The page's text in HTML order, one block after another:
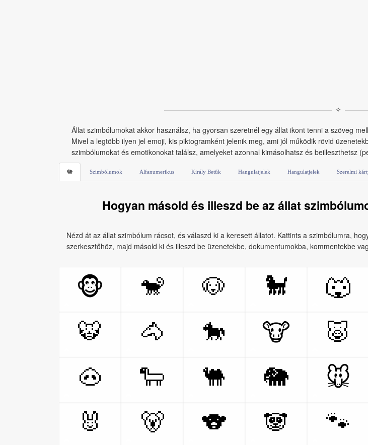
✧
Állat szimbólumokat akkor használsz, ha gyorsan szeretnél egy állat ikont tenni a szöveg
Mivel a legtöbb ilyen jel emoji, kis piktogramként jelenik meg, ami jól működik rövid
szimbólumokat és emotikonokat találsz, amelyeket azonnal kimásolhatsz és beilleszthetsz
🐘 Szimbólumok Alfanumerikus Király Betűk Hangulatjelek Hangulatjelek Szerelmi
Hogyan másold és illeszd be az állat
Nézd át az állat szimbólum rácsot, és válaszd ki a keresett állatot. Kattints a szimbólumra,
szerkesztőhöz, majd másold ki és illeszd be üzenetekbe, dokumentumokba, kommentekbe
🐵 🐒 🐶 🐩 🐺
🐯
🐴 🐎 🐮 🐷
🐽
🐑 🐫 🐘 🐭
🐰
🐻 🐨 🐼 🐾